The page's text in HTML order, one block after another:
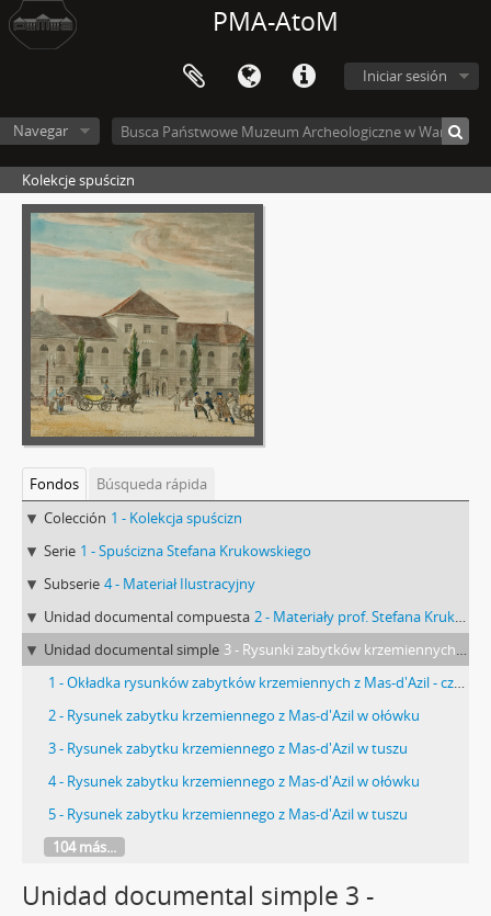
PMA-AtoM
Iniciar sesión
Navegar
Kolekcje spuścizn
Fondos
Búsqueda rápida
Colección 1 - Kolekcja spuścizn
Serie 1 - Spuścizna Stefana Krukowskiego
Subserie 4 - Materiał Ilustracyjny
Unidad documental compuesta 2 - Materiały prof. Stefana Krukowskiego: Francja - rysunki i opisy materiałów z różnych kolekcji
Unidad documental simple 3 - Rysunki zabytków krzemiennych z Mas-d'Azil w ołówku i w tuszu. Część III- 54 rysunki podwójne i 1 pojedynczy w ołówku. Kartki nieprecyzyjnie przycięte. Od średniego wymiaru mogą odbiegać o 1-5 mm
1 - Okładka rysunków zabytków krzemiennych z Mas-d'Azil - część III
2 - Rysunek zabytku krzemiennego z Mas-d'Azil w ołówku
3 - Rysunek zabytku krzemiennego z Mas-d'Azil w tuszu
4 - Rysunek zabytku krzemiennego z Mas-d'Azil w ołówku
5 - Rysunek zabytku krzemiennego z Mas-d'Azil w tuszu
104 más...
Unidad documental simple 3 -